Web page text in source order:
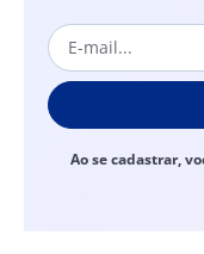
Ao se cadastrar,